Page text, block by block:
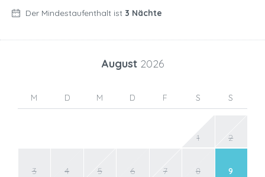
Der Mindestaufenthalt ist 3 Nächte
August 2026
M D M D F S S
1 2
3 4 5 6 7 8 9